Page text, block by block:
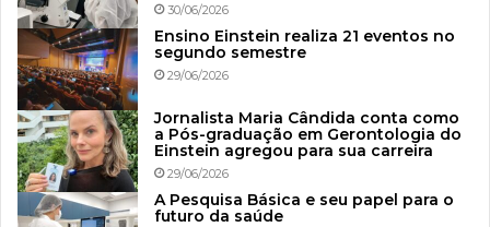
30/06/2026
Ensino Einstein realiza 21 eventos no
segundo semestre
29/06/2026
Jornalista Maria Cândida conta como
a Pós-graduação em Gerontologia do
Einstein agregou para sua carreira
29/06/2026
A Pesquisa Básica e seu papel para o
futuro da saúde